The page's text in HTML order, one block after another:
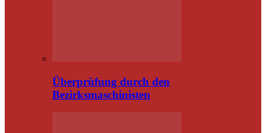
Überprüfung durch den
Bezirksmaschinisten